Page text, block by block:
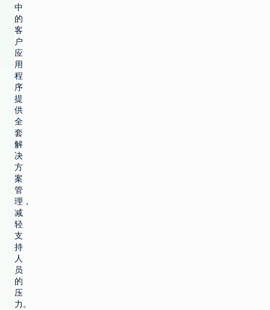
中
的
客
户
应
用
程
序
提
供
全
套
解
决
方
案
管
理，
减
轻
支
持
人
员
的
压
力。